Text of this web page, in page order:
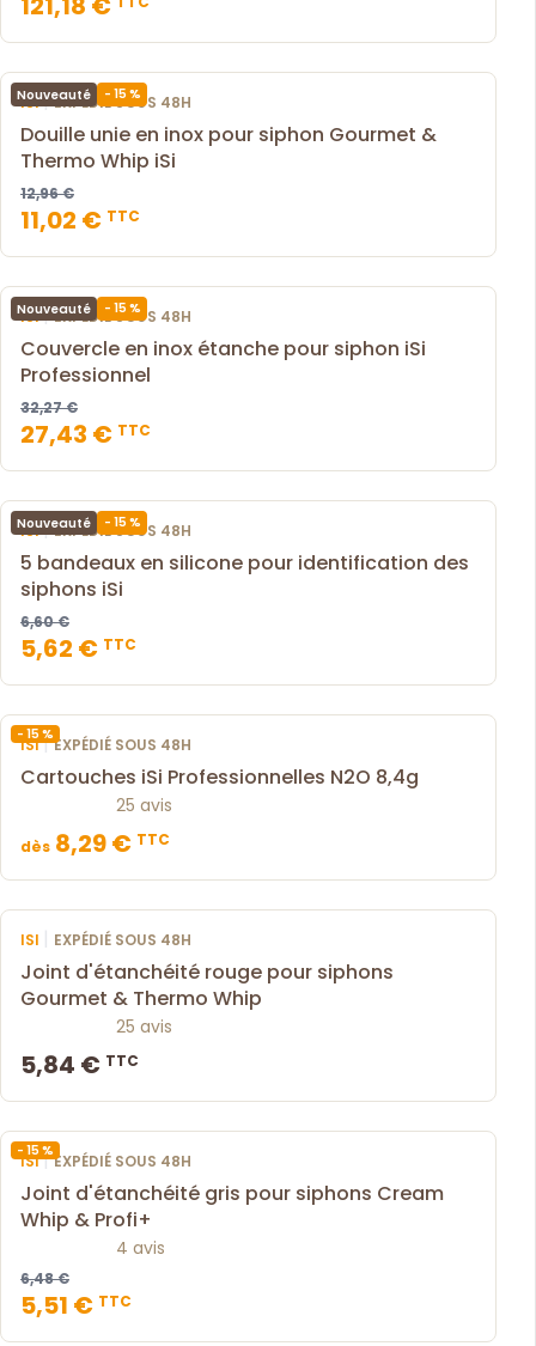
Nouveauté - 15 %
ISI| EXPÉDIÉ SOUS 48H
Douille unie en inox pour siphon Gourmet &
Thermo Whip iSi
12,96 €
11,02 € TTC
Nouveauté - 15 %
ISI| EXPÉDIÉ SOUS 48H
Couvercle en inox étanche pour siphon iSi
Professionnel
32,27 €
27,43 € TTC
Nouveauté - 15 %
ISI| EXPÉDIÉ SOUS 48H
5 bandeaux en silicone pour identification des
siphons iSi
6,60 €
5,62 € TTC
- 15 %
ISI| EXPÉDIÉ SOUS 48H
Cartouches iSi Professionnelles N2O 8,4g
25 avis
dès 8,29 € TTC
ISI | EXPÉDIÉ SOUS 48H
Joint d'étanchéité rouge pour siphons
Gourmet & Thermo Whip
25 avis
5,84 € TTC
- 15 %
ISI| EXPÉDIÉ SOUS 48H
Joint d'étanchéité gris pour siphons Cream
Whip & Profi+
4 avis
6,48 €
5,51 € TTC